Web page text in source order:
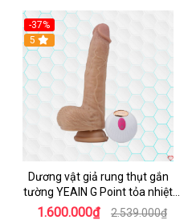
-37%
5
Dương vật giả rung thụt gắn
tường YEAIN G Point tỏa nhiệt
điều khiển từ xa
1.600.000₫ 2.539.000₫